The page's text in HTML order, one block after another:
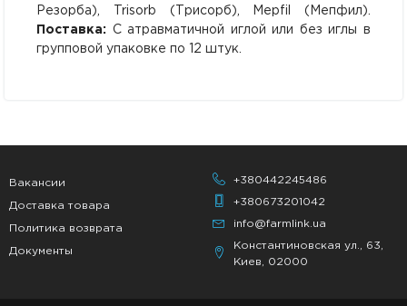
Резорба), Trisorb (Трисорб), Mepfil (Мепфил).
Поставка: С атравматичной иглой или без иглы в
групповой упаковке по 12 штук.
Вакансии
Доставка товара
Политика возврата
Документы
+380442245486
+380673201042
info@farmlink.ua
Константиновская ул., 63,
Киев, 02000